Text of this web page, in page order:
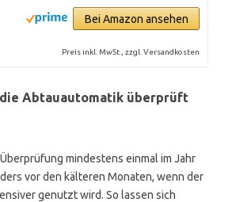
Bei Amazon ansehen
Preis inkl. MwSt., zzgl. Versandkosten
Abtauautomatik überprüft
mindestens einmal im Jahr
vor den kälteren Monaten, wenn der
genutzt wird. So lassen sich